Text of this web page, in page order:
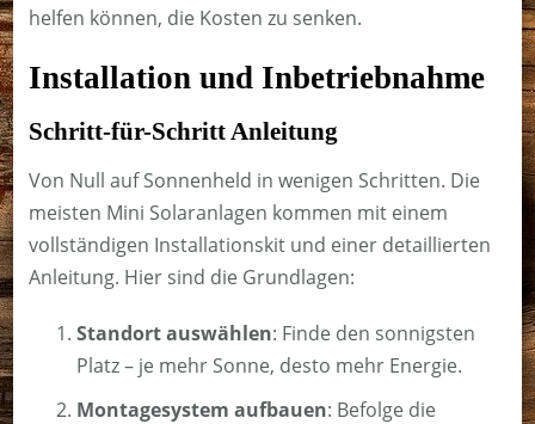
helfen können, die Kosten zu senken.
Installation und Inbetriebnahme
Schritt-für-Schritt Anleitung
Von Null auf Sonnenheld in wenigen Schritten. Die
meisten Mini Solaranlagen kommen mit einem
vollständigen Installationskit und einer detaillierten
Anleitung. Hier sind die Grundlagen:
Standort auswählen: Finde den sonnigsten
Platz – je mehr Sonne, desto mehr Energie.
Montagesystem aufbauen: Befolge die